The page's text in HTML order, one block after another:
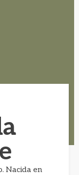
Nacida en